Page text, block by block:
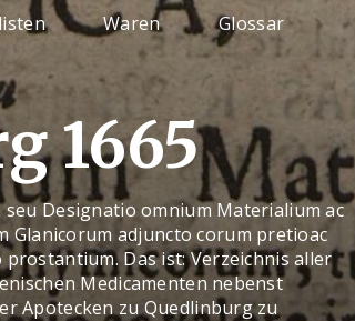
Waren Glossar
1665
Designatio omnium Materialium ac
Glanicorum adjuncto corum pretioac
Das ist: Verzeichnis aller
Medicamenten nebenst
Apotecken zu Quedlinburg zu